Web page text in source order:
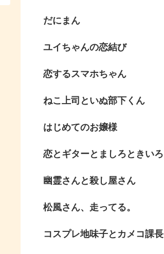
だにまん
ユイちゃんの恋結び
恋するスマホちゃん
ねこ上司といぬ部下くん
はじめてのお嬢様
恋とギターとましろときいろ
幽霊さんと殺し屋さん
松風さん、走ってる。
コスプレ地味子とカメコ課長